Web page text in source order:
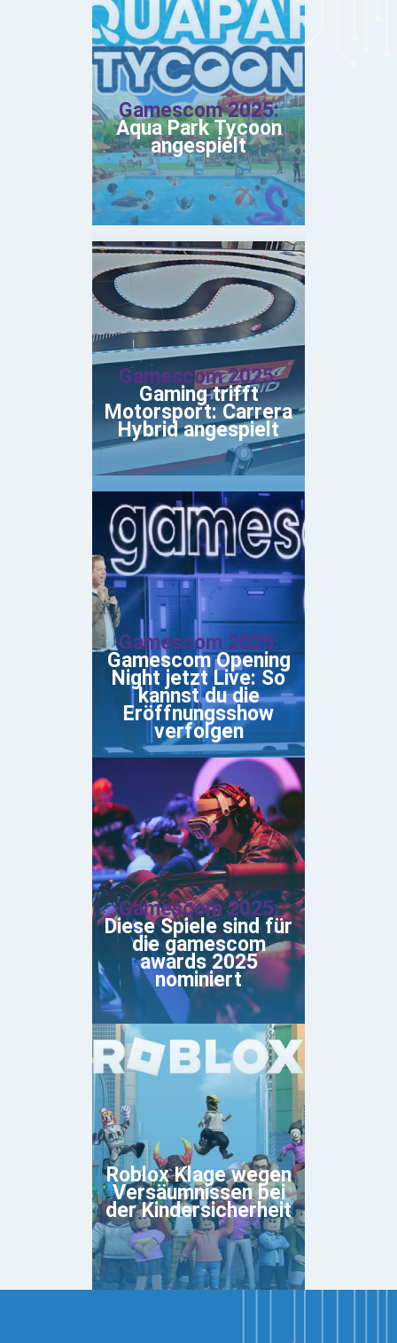
Gamescom 2025:
Aqua Park Tycoon
angespielt
Gamescom 2025:
Gaming trifft
Motorsport: Carrera
Hybrid angespielt
Gamescom 2025:
Gamescom Opening
Night jetzt Live: So
kannst du die
Eröffnungsshow
verfolgen
Gamescom 2025:
Diese Spiele sind für
die gamescom
awards 2025
nominiert
Roblox Klage wegen
Versäumnissen bei
der Kindersicherheit